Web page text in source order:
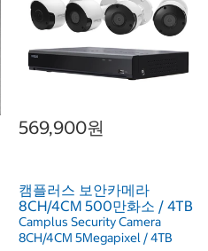
569,900원
캠플러스 보안카메라
8CH/4CM 500만화소 / 4TB
Camplus Security Camera
8CH/4CM 5Megapixel / 4TB